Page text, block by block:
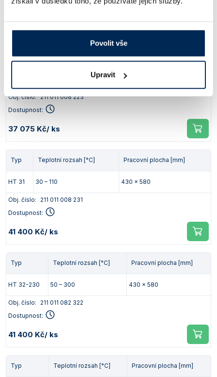
Povolit vše
Upravit
Typ Teplotní rozsah [°C] Pracovní plocha [mm]
350 x 500
Obj. číslo: 211 011 008 223
Dostupnost:
37 075 Kč/ ks
Typ Teplotní rozsah [°C] Pracovní plocha [mm]
HT 31 30 – 110 430 x 580
Obj. číslo:
211 011 008 231
Dostupnost:
41 400 Kč/ ks
Typ Teplotní rozsah [°C] Pracovní plocha [mm]
HT 32-230 50 – 300 430 x 580
Obj. číslo:
211 011 082 322
Dostupnost:
41 400 Kč/ ks
Typ Teplotní rozsah [°C] Pracovní plocha [mm]